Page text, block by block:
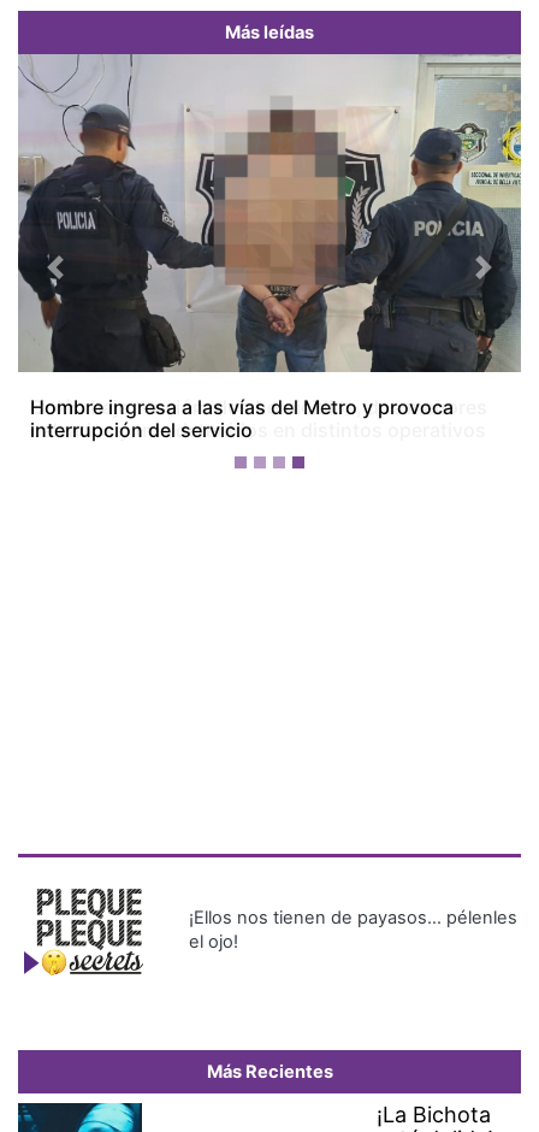
Más leídas
Colón bajo tensión: dos homicidios, dos menores
baleados y tres detenidos en distintos operativos
Previous Next
¡Ellos nos tienen de payasos… pélenles
el ojo!
Más Recientes
¡La Bichota